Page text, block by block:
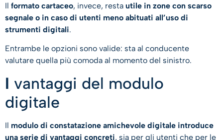
Il formato cartaceo, invece, resta utile in zone con scarso
segnale o in caso di utenti meno abituati all’uso di
strumenti digitali.
Entrambe le opzioni sono valide: sta al conducente
valutare quella più comoda al momento del sinistro.
I vantaggi del modulo
digitale
Il modulo di constatazione amichevole digitale introduce
una serie di vantaggi concreti, sia per gli utenti che per le